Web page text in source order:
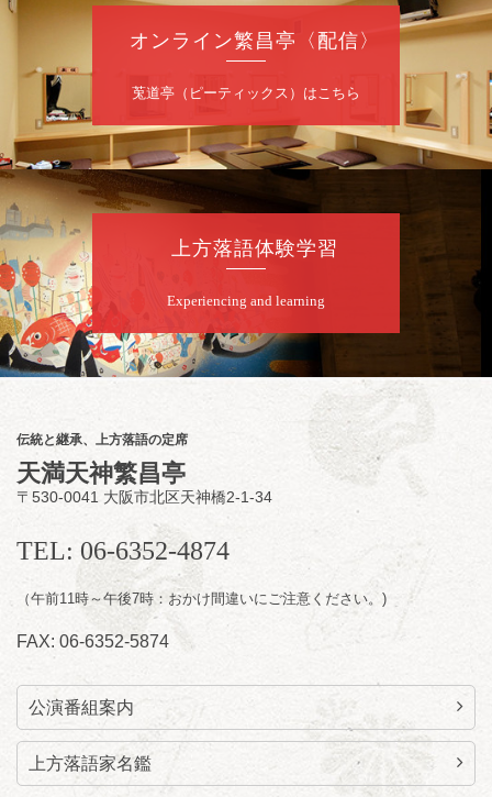
（ジャグリング）／笑福亭松枝（※…配信は
ございません）
★菟道亭配信あり
夜
8月10日（月）
桂慶治朗 月例奮闘落語会 八月席
桂慶治朗「鉄砲勇助」「植木屋娘」ほか一席
／桂弥壱「開口一番」
前売2,000円 当日2,500円
お問合せ：慶治朗落語会事務局 090-8126-
2020
★菟道亭配信あり
配信の
購入はこちらをクリック
8月11日（火）
昼席：番組案内
桂九寿玉／桂弥太郎／桂かい枝※／けんたと
ももえ（音曲漫才）※／笑福亭三喬／桂米平
～仲入～桂咲之輔／林家染団治／キタノ大地
（マジック）／笑福亭松枝（※…配信はござ
★菟道亭 配信あり
オンライン繁昌亭〈配信〉
莵道亭（ピーティックス）はこちら
上方落語体験学習
Experiencing and learning
伝統と継承、上方落語の定席
天満天神繁昌亭
〒530-0041 大阪市北区天神橋2-1-34
TEL: 06-6352-4874
（午前11時～午後7時：おかけ間違いにご注意ください。)
FAX: 06-6352-5874
公演番組案内
上方落語家名鑑